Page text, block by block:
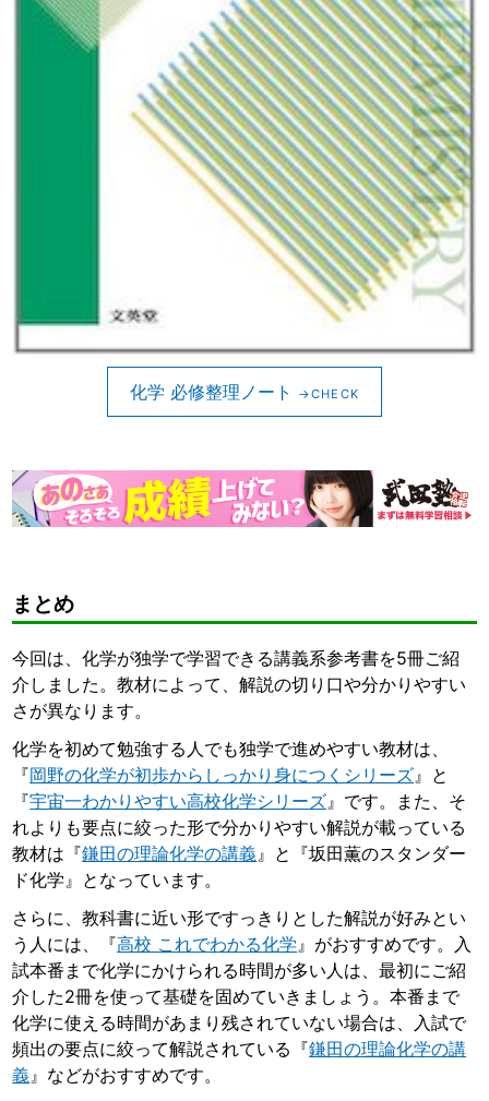
化学 必修整理ノート
まとめ
今回は、化学が独学で学習できる講義系参考書を5冊ご紹
介しました。教材によって、解説の切り口や分かりやすい
さが異なります。
化学を初めて勉強する人でも独学で進めやすい教材は、
『岡野の化学が初歩からしっかり身につくシリーズ』と
『宇宙一わかりやすい高校化学シリーズ』です。また、そ
れよりも要点に絞った形で分かりやすい解説が載っている
教材は『鎌田の理論化学の講義』と『坂田薫のスタンダー
ド化学』となっています。
さらに、教科書に近い形ですっきりとした解説が好みとい
う人には、『高校 これでわかる化学』がおすすめです。入
試本番まで化学にかけられる時間が多い人は、最初にご紹
介した2冊を使って基礎を固めていきましょう。本番まで
化学に使える時間があまり残されていない場合は、入試で
頻出の要点に絞って解説されている『鎌田の理論化学の講
義』などがおすすめです。